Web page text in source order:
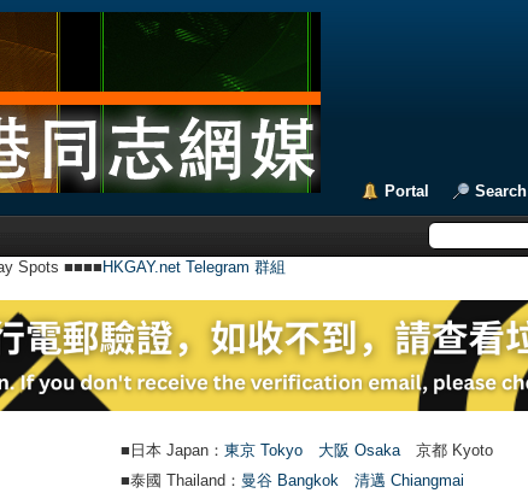
Portal Search
Spots ■■■■ HKGAY.net Telegram 群組
■日本 Japan： 東京 Tokyo 大阪 Osaka 京都 Kyoto
■泰國 Thailand： 曼谷 Bangkok
清邁 Chiangmai